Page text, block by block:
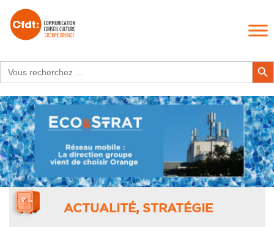
for:
Search
ACTUALITÉ, STRATÉGIE